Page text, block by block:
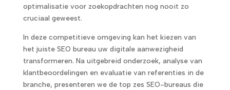
optimalisatie voor zoekopdrachten nog nooit zo
cruciaal geweest.
In deze competitieve omgeving kan het kiezen van
het juiste SEO bureau uw digitale aanwezigheid
transformeren. Na uitgebreid onderzoek, analyse van
klantbeoordelingen en evaluatie van referenties in de
branche, presenteren we de top zes SEO-bureaus die